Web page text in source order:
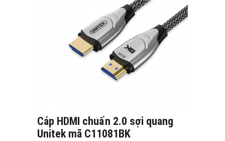
Cáp HDMI chuẩn 2.0 sợi quang
Unitek mã C11081BK